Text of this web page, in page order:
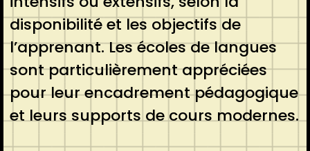
disponibilité et les objectifs de
l’apprenant. Les écoles de langues
sont particulièrement appréciées
pour leur encadrement pédagogique
et leurs supports de cours modernes.